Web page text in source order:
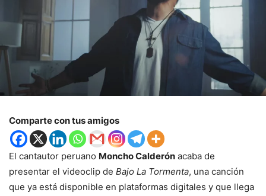
Comparte con tus amigos
El cantautor peruano Moncho Calderón acaba de
presentar el videoclip de Bajo La Tormenta, una canción
que ya está disponible en plataformas digitales y que llega